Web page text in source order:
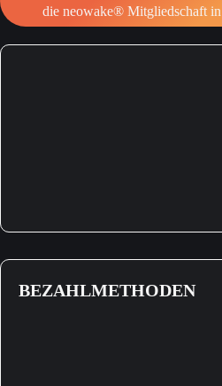
die neowake® Mitgliedschaft in
BEZAHLMETHODEN